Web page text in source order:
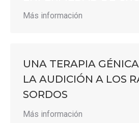
Más información
UNA TERAPIA
LA AUDICIÓN A LOS
SORDOS
Más información